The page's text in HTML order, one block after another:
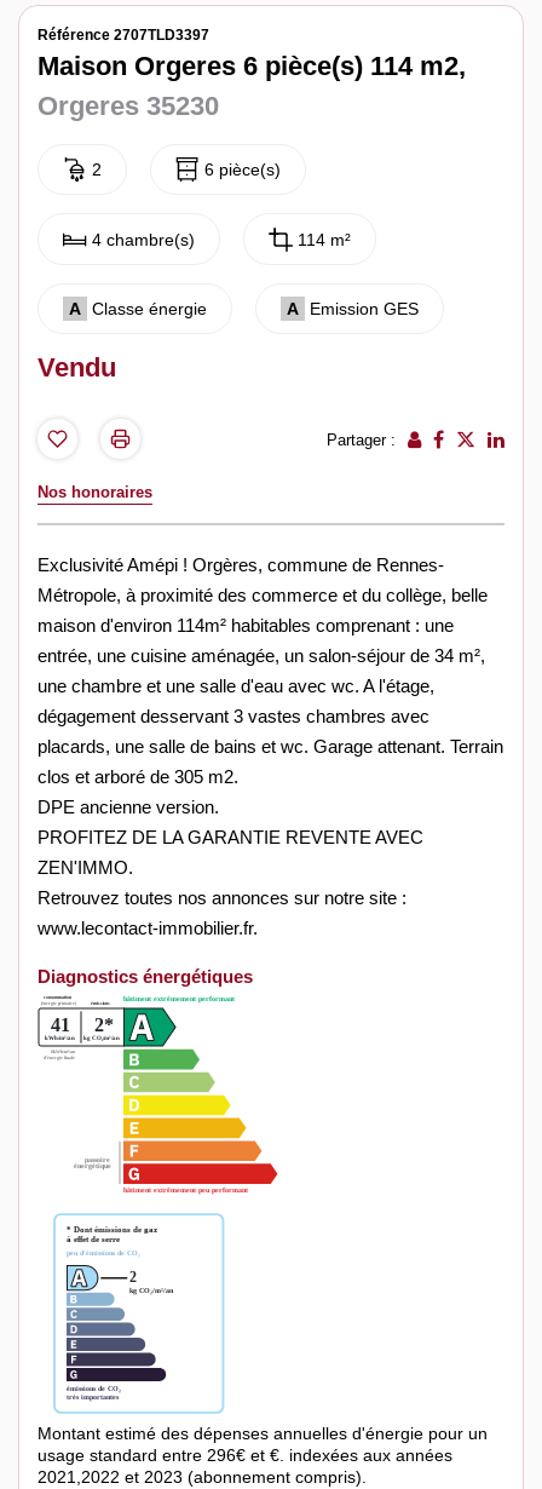
Référence 2707TLD3397
Maison Orgeres 6 pièce(s) 114 m2,
Orgeres 35230
2 6 pièce(s)
4 chambre(s) 114 m²
A Classe énergie A Emission GES
Vendu
Partager :
Nos honoraires
Exclusivité Amépi ! Orgères, commune de Rennes-
Métropole, à proximité des commerce et du collège, belle
maison d'environ 114m² habitables comprenant : une
entrée, une cuisine aménagée, un salon-séjour de 34 m²,
une chambre et une salle d'eau avec wc. A l'étage,
dégagement desservant 3 vastes chambres avec
placards, une salle de bains et wc. Garage attenant. Terrain
clos et arboré de 305 m2.
DPE ancienne version.
PROFITEZ DE LA GARANTIE REVENTE AVEC
ZEN'IMMO.
Retrouvez toutes nos annonces sur notre site :
www.lecontact-immobilier.fr.
Diagnostics énergétiques
Montant estimé des dépenses annuelles d'énergie pour un
usage standard entre 296€ et €. indexées aux années
2021,2022 et 2023 (abonnement compris).